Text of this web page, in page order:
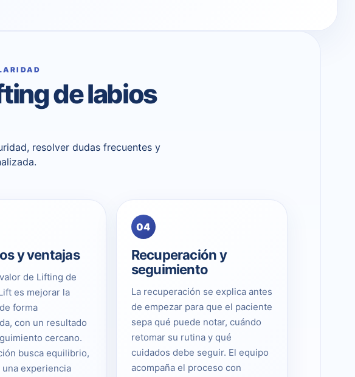
de labios
resolver dudas frecuentes y
y ventajas
de Lifting de
es mejorar la
forma
con un resultado
cercano.
busca equilibrio,
experiencia
04
Recuperación y
seguimiento
La recuperación se explica antes
de empezar para que el paciente
sepa qué puede notar, cuándo
retomar su rutina y qué
cuidados debe seguir. El equipo
acompaña el proceso con